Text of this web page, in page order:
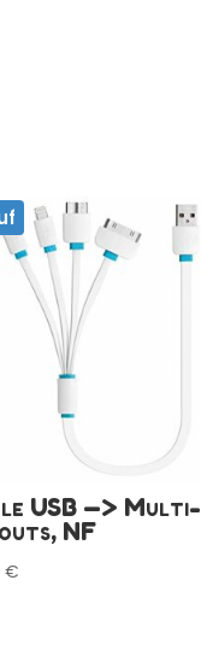
USB —> Multi-
NF
€